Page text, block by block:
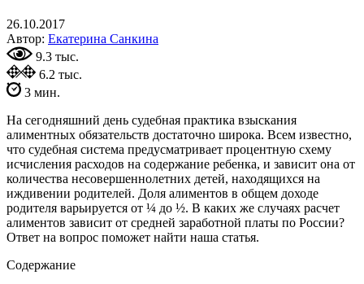
26.10.2017
Автор: Екатерина Санкина
9.3 тыс.
6.2 тыс.
3 мин.
На сегодняшний день судебная практика взыскания
алиментных обязательств достаточно широка. Всем известно,
что судебная система предусматривает процентную схему
исчисления расходов на содержание ребенка, и зависит она от
количества несовершеннолетних детей, находящихся на
иждивении родителей. Доля алиментов в общем доходе
родителя варьируется от ¼ до ½. В каких же случаях расчет
алиментов зависит от средней заработной платы по России?
Ответ на вопрос поможет найти наша статья.
Содержание